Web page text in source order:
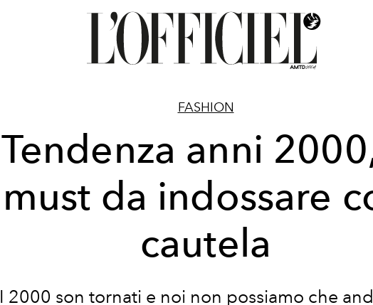
FASHION
Tendenza anni
must da indossare
cautela
I 2000 son tornati e noi non possiamo che